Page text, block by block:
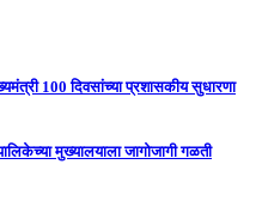
100 दिवसांच्या प्रशासकीय सुधारणा
मुख्यालयाला जागोजागी गळती